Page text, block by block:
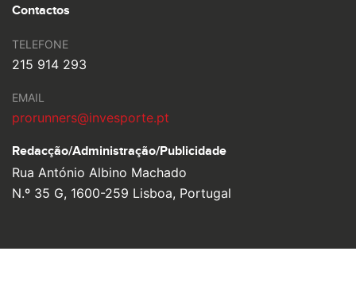
Contactos
TELEFONE
215 914 293
EMAIL
prorunners@invesporte.pt
Redacção/Administração/Publicidade
Rua António Albino Machado
N.º 35 G, 1600-259 Lisboa, Portugal